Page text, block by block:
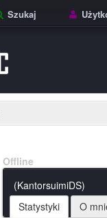
Szukaj
Offline
(KantorsuimiDS)
Statystyki
O